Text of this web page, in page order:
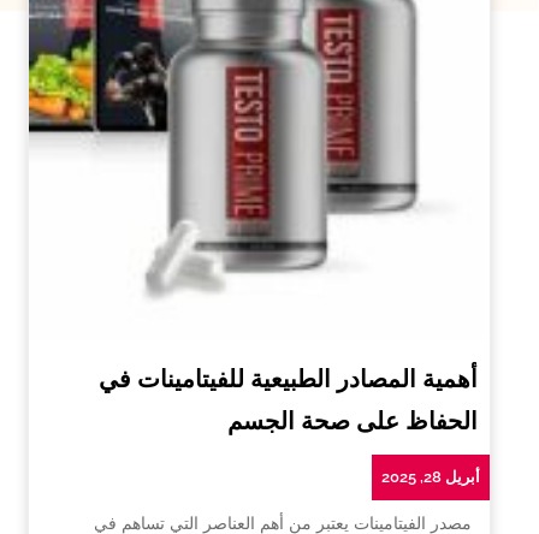
أهمية المصادر الطبيعية للفيتامينات في
الحفاظ على صحة الجسم
أبريل 28, 2025
مصدر الفيتامينات يعتبر من أهم العناصر التي تساهم في